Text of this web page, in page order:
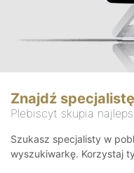
Znajdź specjalistę
Plebiscyt skupia
Szukasz specjalisty w
wyszukiwarkę. Korzystaj